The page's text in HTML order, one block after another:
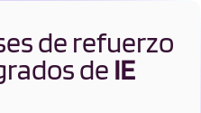
de refuerzo
de IE